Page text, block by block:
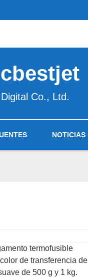
Co., Ltd.
NOTICIAS